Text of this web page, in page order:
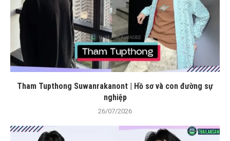
Tham Tupthong Suwanrakanont | Hồ sơ và con đường sự
nghiệp
26/07/2026